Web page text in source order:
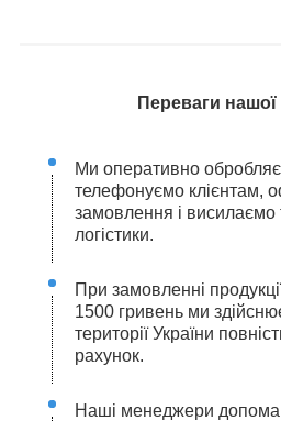
Переваги нашої
Ми оперативно
телефонуємо клієнтам,
замовлення і
логістики.
При замовленні
1500 гривень ми
території України
рахунок.
Наші менеджери